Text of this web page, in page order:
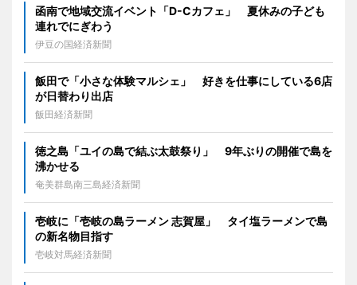
函南で地域交流イベント「D-Cカフェ」 夏休みの子ども
連れでにぎわう
伊豆の国経済新聞
飯田で「小さな体験マルシェ」 好きを仕事にしている6店
が日替わり出店
飯田経済新聞
徳之島「ユイの島で結ぶ太鼓祭り」 9年ぶりの開催で島を
沸かせる
奄美群島南三島経済新聞
壱岐に「壱岐の島ラーメン 志賀屋」 タイ塩ラーメンで島
の新名物目指す
壱岐対馬経済新聞